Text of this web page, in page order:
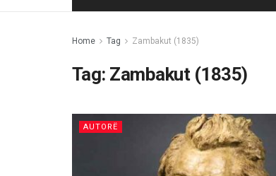
Home Tag Zambakut (1835)
Tag: Zambakut (1835)
AUTORË